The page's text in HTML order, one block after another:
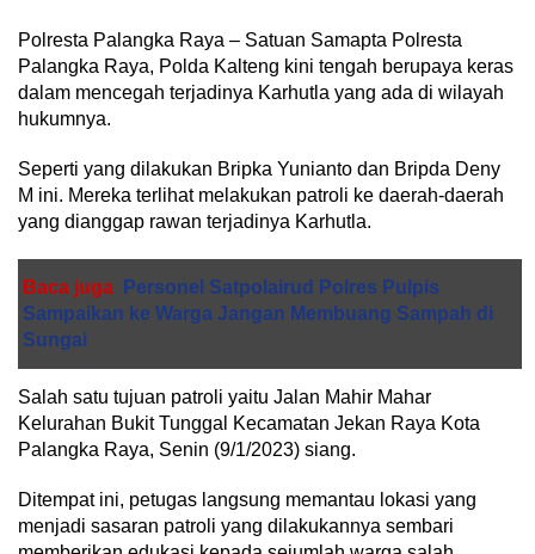
Polresta Palangka Raya – Satuan Samapta Polresta
Palangka Raya, Polda Kalteng kini tengah berupaya keras
dalam mencegah terjadinya Karhutla yang ada di wilayah
hukumnya.
Seperti yang dilakukan Bripka Yunianto dan Bripda Deny
M ini. Mereka terlihat melakukan patroli ke daerah-daerah
yang dianggap rawan terjadinya Karhutla.
Baca juga
Personel Satpolairud Polres Pulpis
Sampaikan ke Warga Jangan Membuang Sampah di
Sungai
Salah satu tujuan patroli yaitu Jalan Mahir Mahar
Kelurahan Bukit Tunggal Kecamatan Jekan Raya Kota
Palangka Raya, Senin (9/1/2023) siang.
Ditempat ini, petugas langsung memantau lokasi yang
menjadi sasaran patroli yang dilakukannya sembari